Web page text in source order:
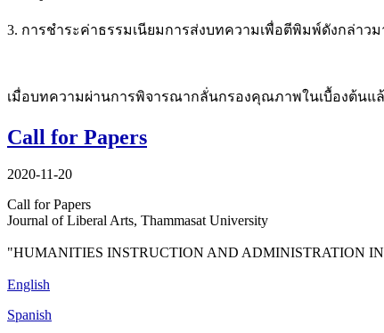
3. การชำระค่าธรรมเนียมการส่งบทความเพื่อตีพิมพ์ดังกล่าว
เมื่อบทความผ่านการพิจารณากลั่นกรองคุณภาพในเบื้องต้นแ
Call for Papers
2020-11-20
Call for Papers
Journal of Liberal Arts, Thammasat University
"HUMANITIES INSTRUCTION AND ADMINISTRATION
English
Spanish